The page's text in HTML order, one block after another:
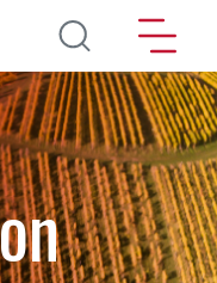
contenu principal